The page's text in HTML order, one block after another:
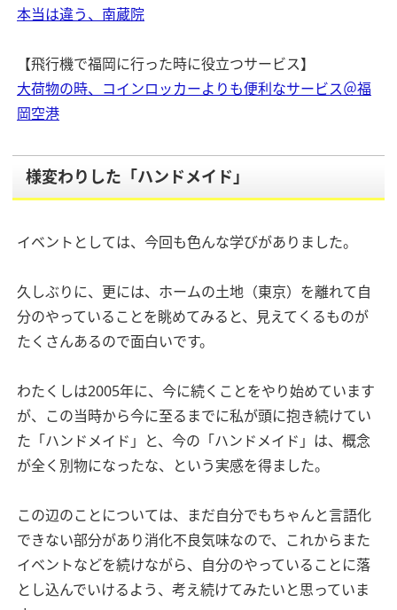
本当は違う、南蔵院
【飛行機で福岡に行った時に役立つサービス】
大荷物の時、コインロッカーよりも便利なサービス＠福
岡空港
様変わりした「ハンドメイド」
イベントとしては、今回も色んな学びがありました。
久しぶりに、更には、ホームの土地（東京）を離れて自
分のやっていることを眺めてみると、見えてくるものが
たくさんあるので面白いです。
わたくしは2005年に、今に続くことをやり始めています
が、この当時から今に至るまでに私が頭に抱き続けてい
た「ハンドメイド」と、今の「ハンドメイド」は、概念
が全く別物になったな、という実感を得ました。
この辺のことについては、まだ自分でもちゃんと言語化
できない部分があり消化不良気味なので、これからまた
イベントなどを続けながら、自分のやっていることに落
とし込んでいけるよう、考え続けてみたいと思っていま